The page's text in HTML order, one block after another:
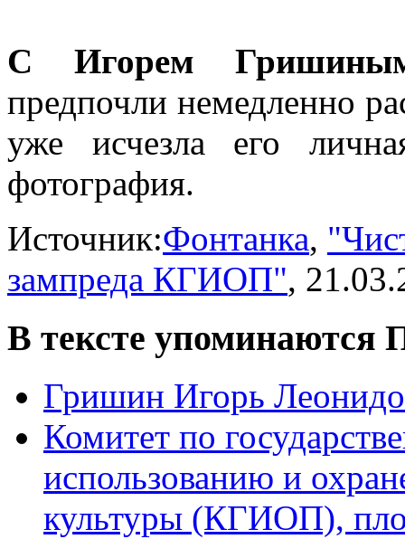
С Игорем
предпочли немедленно
уже исчезла его
фотография.
Источник:Фонтанка,
зампреда КГИОП",
В тексте упоминаются
Гришин Игорь
Комитет по
использованию и
культуры (КГИОП),